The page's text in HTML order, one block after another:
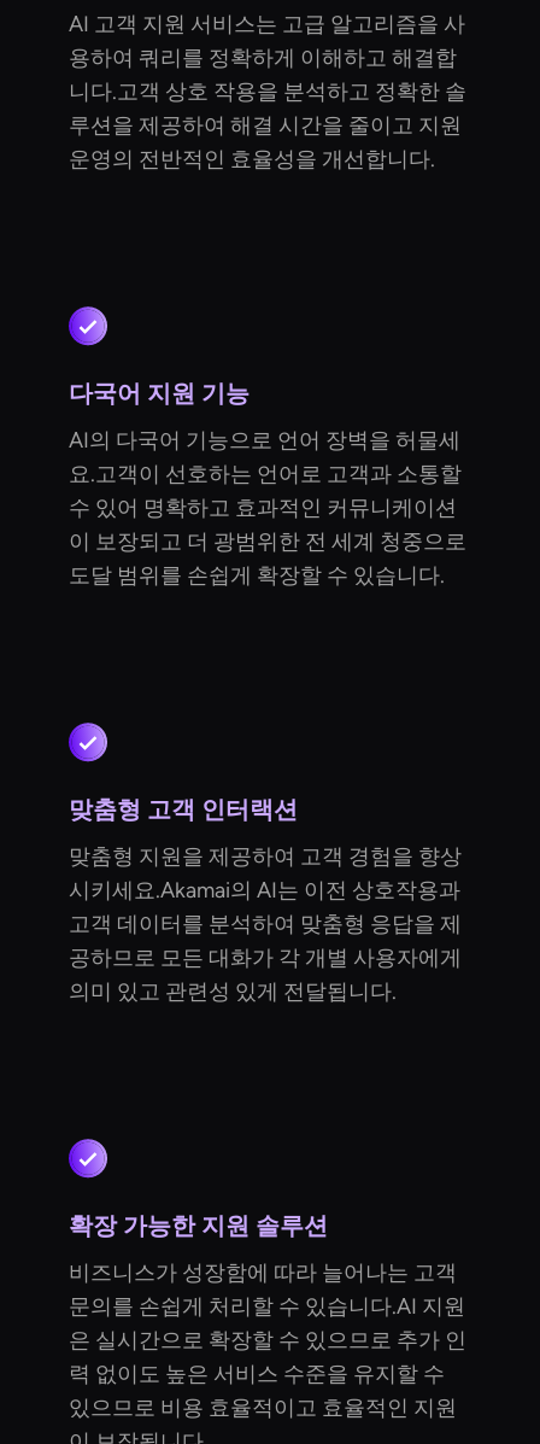
AI 고객 지원 서비스는 고급 알고리즘을 사
용하여 쿼리를 정확하게 이해하고 해결합
니다.고객 상호 작용을 분석하고 정확한 솔
루션을 제공하여 해결 시간을 줄이고 지원
운영의 전반적인 효율성을 개선합니다.
다국어 지원 기능
AI의 다국어 기능으로 언어 장벽을 허물세
요.고객이 선호하는 언어로 고객과 소통할
수 있어 명확하고 효과적인 커뮤니케이션
이 보장되고 더 광범위한 전 세계 청중으로
도달 범위를 손쉽게 확장할 수 있습니다.
맞춤형 고객 인터랙션
맞춤형 지원을 제공하여 고객 경험을 향상
시키세요.Akamai의 AI는 이전 상호작용과
고객 데이터를 분석하여 맞춤형 응답을 제
공하므로 모든 대화가 각 개별 사용자에게
의미 있고 관련성 있게 전달됩니다.
확장 가능한 지원 솔루션
비즈니스가 성장함에 따라 늘어나는 고객
문의를 손쉽게 처리할 수 있습니다.AI 지원
은 실시간으로 확장할 수 있으므로 추가 인
력 없이도 높은 서비스 수준을 유지할 수
있으므로 비용 효율적이고 효율적인 지원